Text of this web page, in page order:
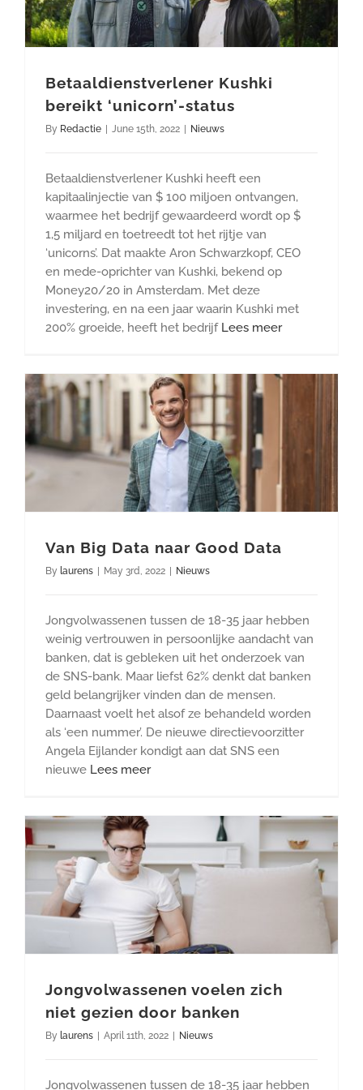
Betaaldienstverlener Kushki
bereikt ‘unicorn’-status
By Redactie | June 15th, 2022 | Nieuws
Betaaldienstverlener Kushki heeft een
kapitaalinjectie van $ 100 miljoen ontvangen,
waarmee het bedrijf gewaardeerd wordt op $
1,5 miljard en toetreedt tot het rijtje van
‘unicorns’. Dat maakte Aron Schwarzkopf, CEO
en mede-oprichter van Kushki, bekend op
Money20/20 in Amsterdam. Met deze
investering, en na een jaar waarin Kushki met
200% groeide, heeft het bedrijf Lees meer
Van Big Data naar Good Data
By laurens | May 3rd, 2022 | Nieuws
Jongvolwassenen tussen de 18-35 jaar hebben
weinig vertrouwen in persoonlijke aandacht van
banken, dat is gebleken uit het onderzoek van
de SNS-bank. Maar liefst 62% denkt dat banken
geld belangrijker vinden dan de mensen.
Daarnaast voelt het alsof ze behandeld worden
als ‘een nummer’. De nieuwe directievoorzitter
Angela Eijlander kondigt aan dat SNS een
nieuwe Lees meer
Jongvolwassenen voelen zich
niet gezien door banken
By laurens | April 11th, 2022 | Nieuws
Jongvolwassenen tussen de 18-35 jaar hebben